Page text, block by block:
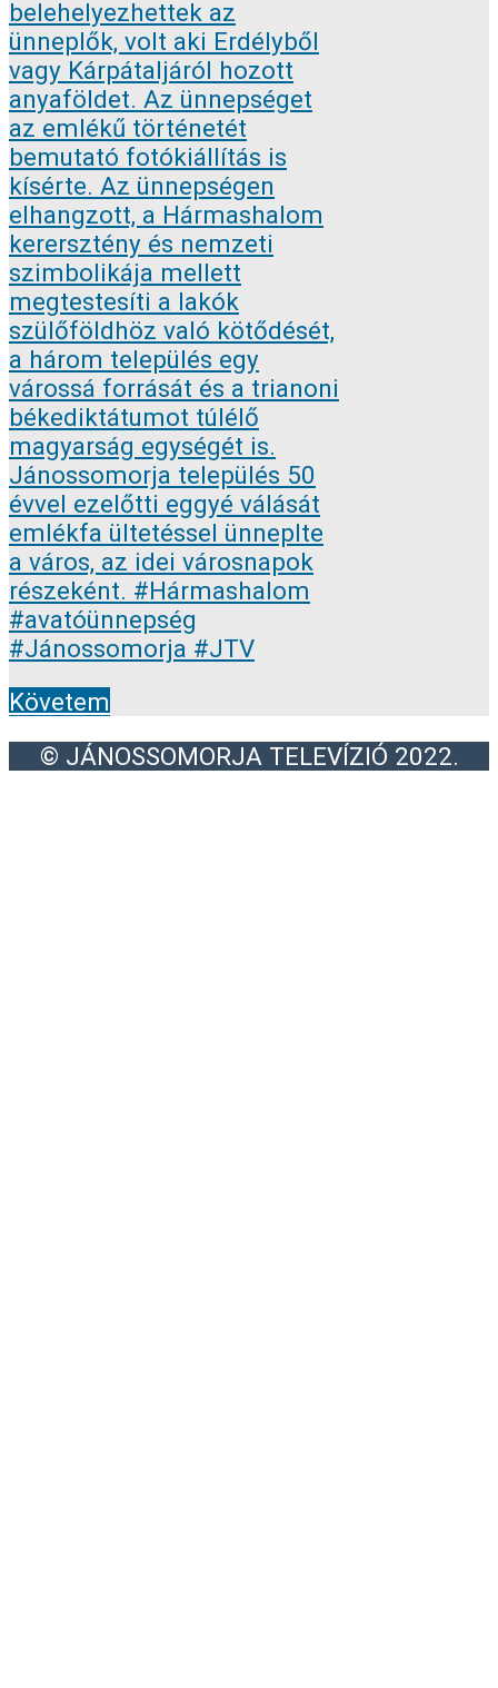
Követem
© JÁNOSSOMORJA TELEVÍZIÓ 2022.